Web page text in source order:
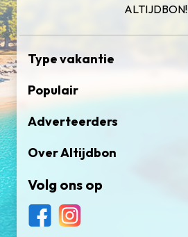
ALTIJDBON!
Type vakantie
Populair
Adverteerders
Over Altijdbon
Volg ons op